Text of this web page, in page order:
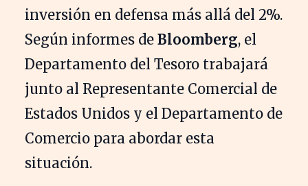
inversión en defensa más allá del 2%.
Según informes de Bloomberg, el
Departamento del Tesoro trabajará
junto al Representante Comercial de
Estados Unidos y el Departamento de
Comercio para abordar esta
situación.